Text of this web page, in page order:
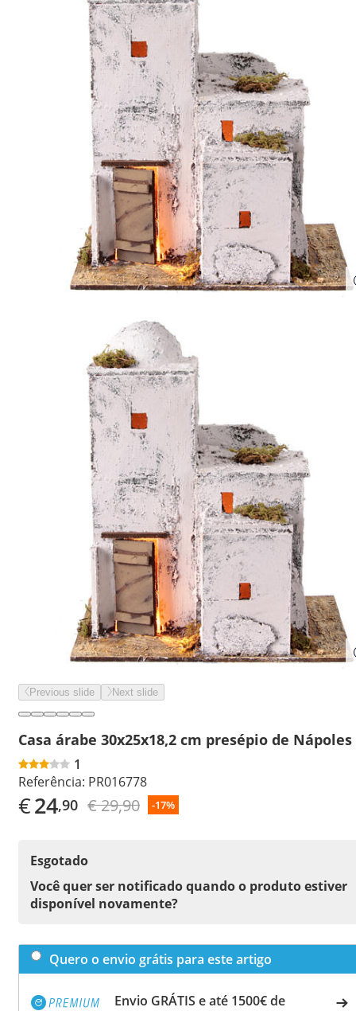
Previous slide Next slide
Casa árabe 30x25x18,2 cm presépio de Nápoles
1
Referência: PR016778
€24,90 € 29,90 -17%
Esgotado
Você quer ser notificado quando o produto estiver
disponível novamente?
Quero o envio grátis para este artigo
Envio GRÁTIS e até 1500€ de